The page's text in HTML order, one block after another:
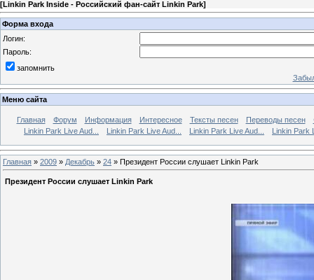
[Linkin Park Inside - Российский фан-сайт Linkin Park]
Форма входа
Логин:
Пароль:
запомнить
Меню сайта
Главная Форум Информация Интересное Тексты песен Переводы песен
Linkin Park Live Aud...
Linkin Park Live Aud... Linkin Park Live Aud... Linkin Park
Главная » 2009 » Декабрь » 24 » Президент России слушает Linkin Park
Президент России слушает Linkin Park